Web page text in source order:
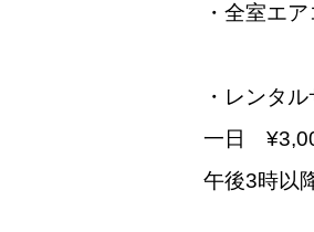
・全室エ
・レンタ
一日
午後3時